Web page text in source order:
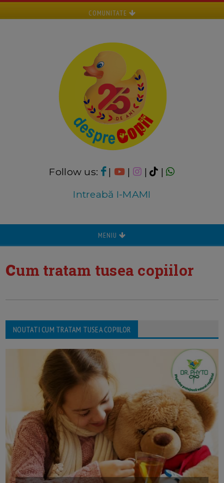
COMUNITATE
Follow us: | | |
|
Intreabă I-MAMI
MENIU
cum tratam tusea copiilor
NOUTATI CUM TRATAM TUSEA COPIILOR